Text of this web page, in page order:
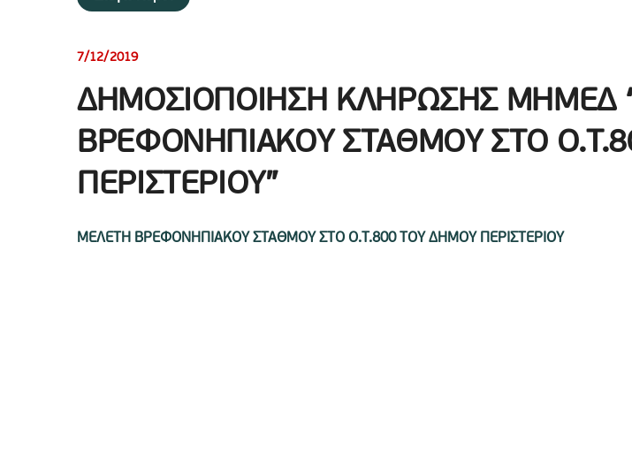
7/12/2019
ΔΗΜΟΣΙΟΠΟΙΗΣΗ ΚΛΗΡΩΣΗΣ ΜΗΜΕΔ
ΒΡΕΦΟΝΗΠΙΑΚΟΥ ΣΤΑΘΜΟΥ ΣΤΟ
ΠΕΡΙΣΤΕΡΙΟΥ”
ΜΕΛΕΤΗ ΒΡΕΦΟΝΗΠΙΑΚΟΥ ΣΤΑΘΜΟΥ ΣΤΟ Ο.Τ.800 ΤΟΥ ΔΗΜΟΥ ΠΕΡΙΣΤΕΡΙΟΥ